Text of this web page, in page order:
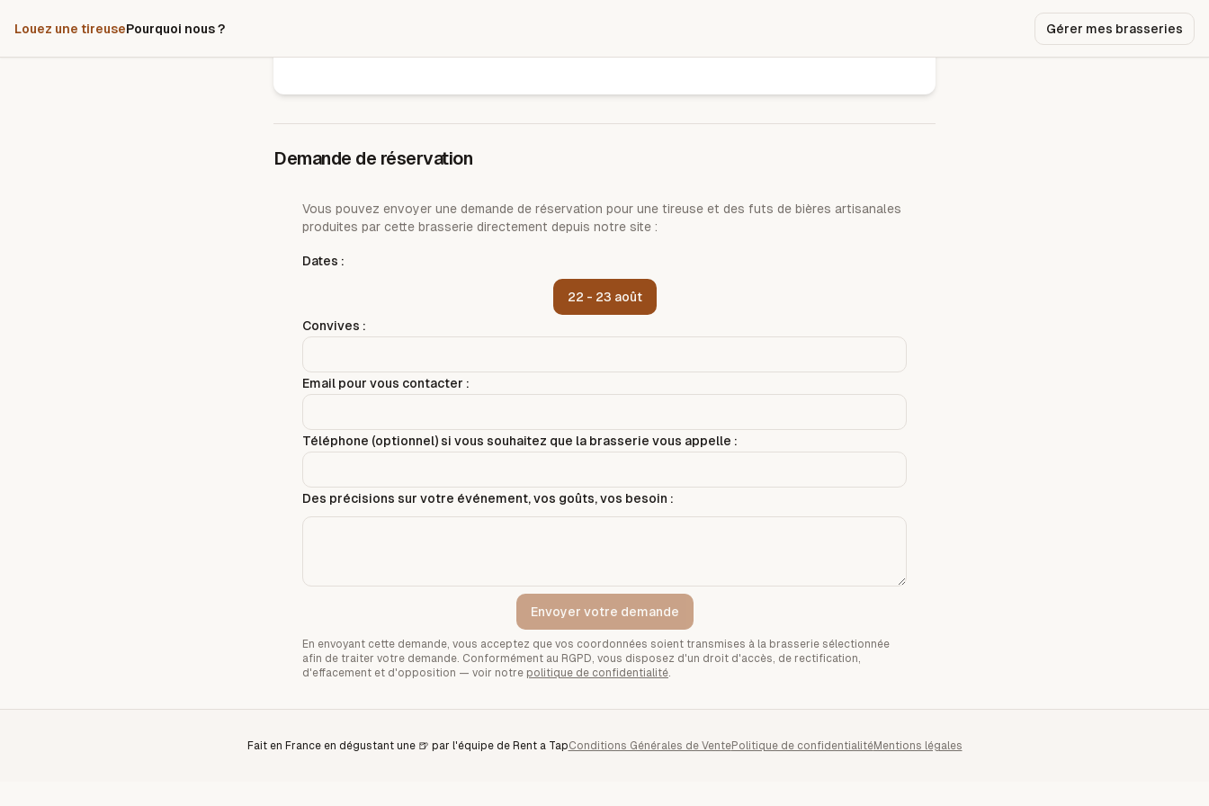
Louez une tireusePourquoi nous ? Gérer mes brasseries
Demande de réservation
Vous pouvez envoyer une demande de réservation pour une tireuse et des futs de bières artisanales
produites par cette brasserie directement depuis notre site :
Dates :
22 - 23 août
Convives :
Email pour vous contacter :
Téléphone (optionnel) si vous souhaitez que la brasserie vous appelle :
Des précisions sur votre événement, vos goûts, vos besoin :
Envoyer votre demande
En envoyant cette demande, vous acceptez que vos coordonnées soient transmises à la brasserie sélectionnée
afin de traiter votre demande. Conformément au RGPD, vous disposez d'un droit d'accès, de rectification,
d'effacement et d'opposition — voir notre politique de confidentialité.
Fait en France en dégustant une 🍺 par l'équipe de Rent a TapConditions Générales de VentePolitique de confidentialitéMentions légales